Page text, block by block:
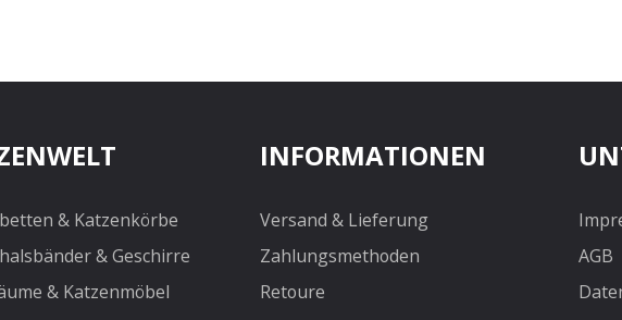
& Katzenkörbe
& Geschirre
& Katzenmöbel
INFORMATIONEN
Versand & Lieferung
Zahlungsmethoden
Retoure
AGB